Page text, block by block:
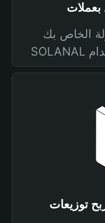
الخاص بك